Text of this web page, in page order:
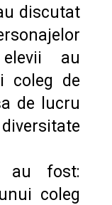
discutat
au
coleg de
de lucru
au fost:
coleg